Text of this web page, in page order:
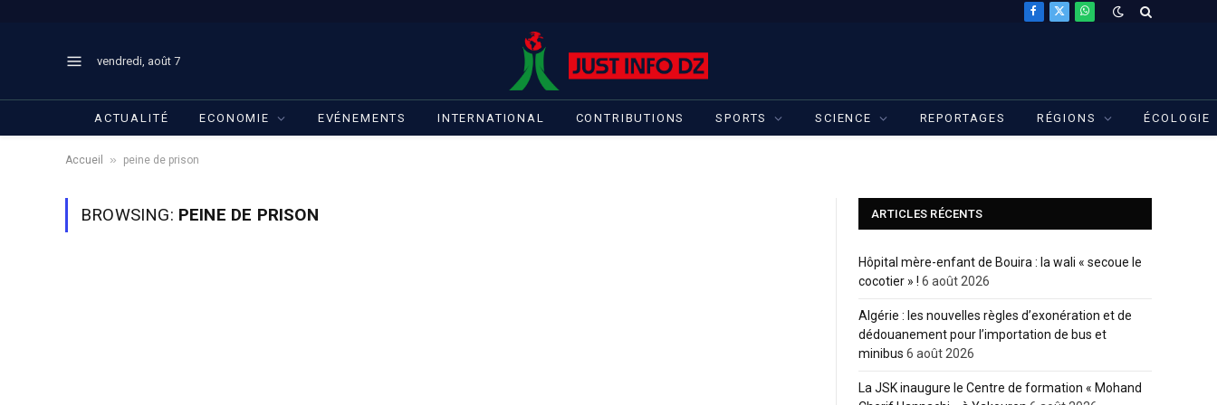
Facebook
X
WhatsApp
vendredi, août 7
ACTUALITÉ ECONOMIE EVÉNEMENTS INTERNATIONAL CONTRIBUTIONS SPORTS SCIENCE REPORTAGES RÉGIONS ÉCOLOGIE
Accueil » peine de prison
BROWSING: PEINE DE PRISON ARTICLES RÉCENTS
Hôpital mère-enfant de Bouira : la wali « secoue le
cocotier » ! 6 août 2026
Algérie : les nouvelles règles d’exonération et de
dédouanement pour l’importation de bus et
minibus 6 août 2026
La JSK inaugure le Centre de formation « Mohand